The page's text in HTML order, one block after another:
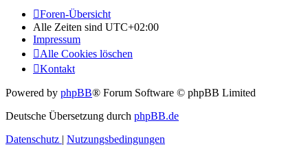
Foren-Übersicht
Alle Zeiten sind UTC+02:00
Impressum
Alle Cookies löschen
Kontakt
Powered by phpBB® Forum Software © phpBB Limited
Deutsche Übersetzung durch phpBB.de
Datenschutz | Nutzungsbedingungen